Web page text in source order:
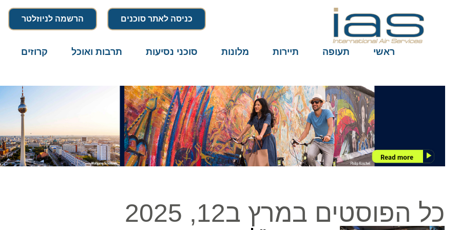
כניסה לאתר סוכנים הרשמה לניוזלטר
ראשי תעופה תיירות מלונות סוכני נסיעות תרבות ואוכל קרוזים
כל הפוסטים במרץ ב12, 2025